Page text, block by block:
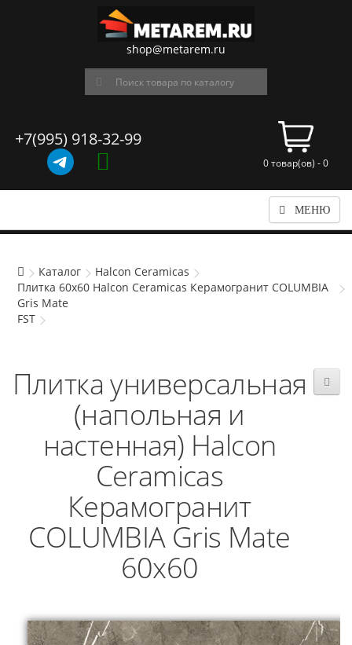
shop@metarem.ru
+7(995) 918-32-99
0 товар(ов) - 0
МЕНЮ
Каталог
Halcon Ceramicas
Плитка 60x60 Halcon Ceramicas Керамогранит COLUMBIA
Gris Mate
FST
Плитка универсальная
(напольная и
настенная) Halcon
Ceramicas
Керамогранит
COLUMBIA Gris Mate
60x60